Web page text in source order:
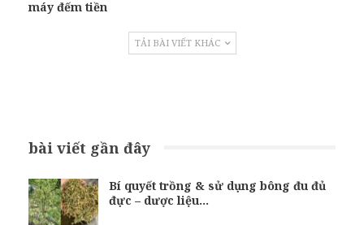
máy đếm tiền
TẢI BÀI VIẾT KHÁC
bài viết gần đây
Bí quyết trồng & sử dụng bông đu đủ
đực – dược liệu…